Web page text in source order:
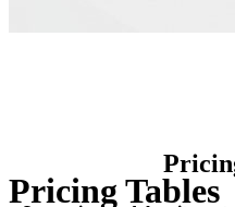
Pricing Tables